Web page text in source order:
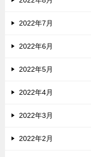
2022年7月
2022年6月
2022年5月
2022年4月
2022年3月
2022年2月